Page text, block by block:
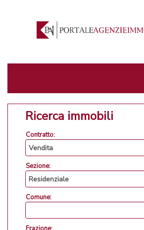
Ricerca immobili
Contratto:
Sezione:
Comune: